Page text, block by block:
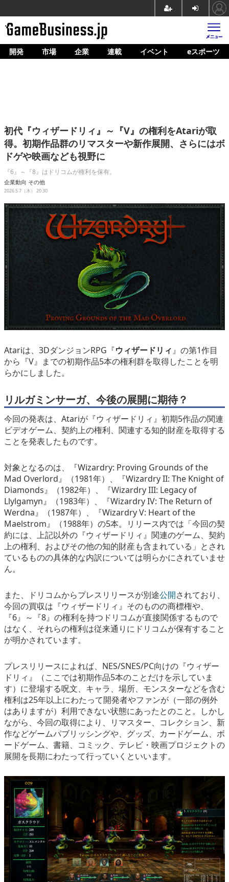
ホーム
企業動向
人材育成
産業政策
イベント/セミナー
eスポーツ
開発 市場 企業 連載 イベント eスポーツ
初代『ウィザードリィ』～『V』の権利をAtariが取
得。初期作品群のリマスターや新作展開、さらにはボ
ドゲや映画なども視野に
『6』～『8』はドリコムが権利を保有。
企業動向 その他
2026.5.7（木） 20:30
Atariは、3DダンジョンRPG『ウィザードリィ』の第1作目
から『V』までの初期作品5本の権利群を取得したことを明
らかにしました。
リルガミンサーガ、今後の展開に期待？
今回の発表は、Atariが『ウィザードリィ』初期5作品の関連
ビデオゲーム、契約上の権利、関連する知的財産を取得する
ことを発表したものです。
対象となるのは、『Wizardry: Proving Grounds of the
Mad Overlord』（1981年）、『Wizardry II: The Knight of
Diamonds』（1982年）、『Wizardry III: Legacy of
Llylgamyn』（1983年）、『Wizardry IV: The Return of
Werdna』（1987年）、『Wizardry V: Heart of the
Maelstrom』（1988年）の5本。リリース内では「今回の契
約には、上記以外の『ウィザードリィ』関連のゲーム、契約
上の権利、およびその他の知的財産も含まれている」とされ
ているものの具体的な内訳については明らかにされていませ
ん。
また、ドリコムからプレスリリースが別途公開されており、
今回の買収は『ウィザードリィ』そのものの商標権や、
『6』～『8』の権利を持つドリコムが直接関係するもので
はなく、それらの権利は従来通りにドリコムが保有すること
が明かされています。
プレスリリースによれば、NES/SNES/PC向けの『ウィザー
ドリィ』（ここでは初期作品5本のことだけを示していま
す）に登場する呪文、キャラ、場所、モンスターなどを含む
権利は25年以上にわたって開発者やファンが（一部の例外
はありますが）利用できない状態にあったとのこと。しかし
ながら、今回の取得により、リマスター、コレクション、新
作などゲームパブリッシングや、グッズ、カードゲーム、ボ
ードゲーム、書籍、コミック、テレビ・映画プロジェクトの
展開を長期にわたって行っていくといいます。